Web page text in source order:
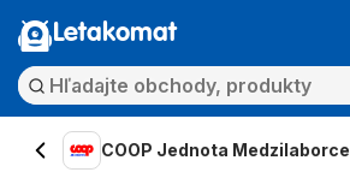
Letakomat
COOP Jednota Medzilaborce